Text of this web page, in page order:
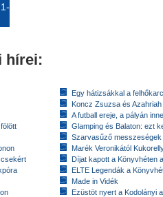
hírei:
Egy hátizsákkal a
Koncz Zsuzsa és
A futball ereje, a pályán
Glamping és Balaton: ezt
Szarvasűző messzeségek
Marék Veronikától
Díjat kapott a Könyvhéten
ELTE Legendák a
Made in Vidék
Ezüstöt nyert a Kodolányi